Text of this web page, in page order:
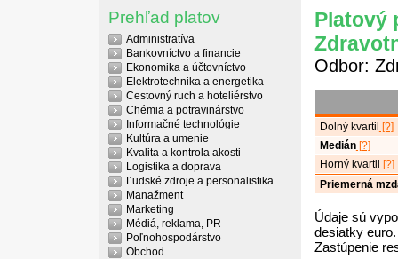
Prehľad platov
Administratíva
Bankovníctvo a financie
Ekonomika a účtovníctvo
Elektrotechnika a energetika
Cestovný ruch a hoteliérstvo
Chémia a potravinárstvo
Informačné technológie
Kultúra a umenie
Kvalita a kontrola akosti
Logistika a doprava
Ľudské zdroje a personalistika
Manažment
Marketing
Médiá, reklama, PR
Poľnohospodárstvo
Obchod
Platový
Odbor:
Dolný kvartil
[?]
Medián[?]
Horný kvartil
[?]
Priemerná
Údaje sú
desiatky euro.
Zastúpenie